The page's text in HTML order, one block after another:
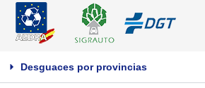
Desguaces por provincias